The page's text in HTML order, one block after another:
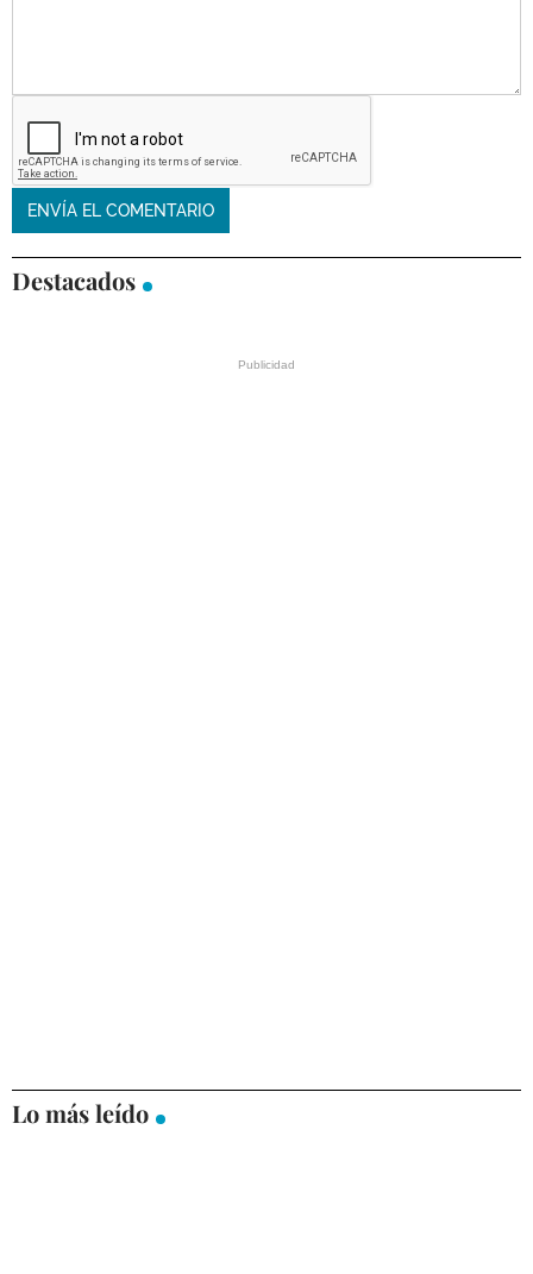
Destacados
Lo más leído